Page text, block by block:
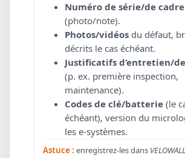
Numéro de série/de cadre
(photo/note).
Photos/vidéos du défaut,
décrits le cas échéant.
Justificatifs d’entretien/
(p. ex. première inspection,
maintenance).
Codes de clé/batterie (le
échéant), version du
les e-systèmes.
Astuce : enregistrez-les dans